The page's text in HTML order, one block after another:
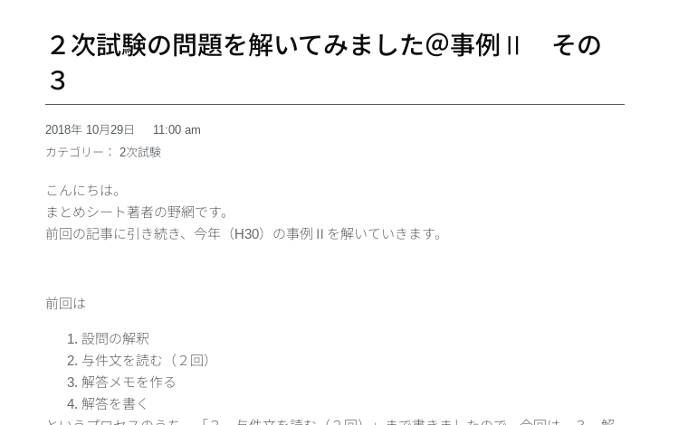
２次試験の問題を解いてみました＠事例Ⅱ その
３
2018年 10月29日
11:00 am
カテゴリー： 2次試験
こんにちは。
まとめシート著者の野網です。
前回の記事に引き続き、今年（H30）の事例Ⅱを解いていきます。
前回は
設問の解釈
与件文を読む（２回）
解答メモを作る
解答を書く